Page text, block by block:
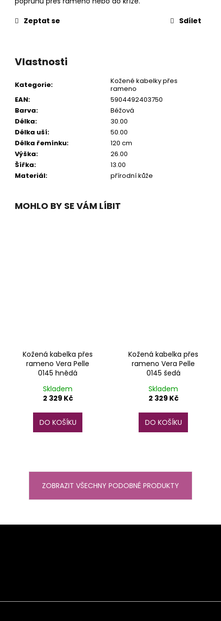
Zeptat se
Sdílet
Vlastnosti
Kategorie:
Kožené kabelky přes
rameno
EAN:
5904492403750
Barva:
Béžová
Délka:
30.00
Délka uší:
50.00
Délka řemínku:
120 cm
Výška:
26.00
Šířka:
13.00
Materiál: přírodní kůže
MOHLO BY SE VÁM LÍBIT
Kožená kabelka přes
rameno Vera Pelle
0145 hnědá
Skladem
2 329 Kč
DO KOŠÍKU
Kožená kabelka přes
rameno Vera Pelle
0145 šedá
Skladem
2 329 Kč
DO KOŠÍKU
ZOBRAZIT VŠECHNY PODOBNÉ PRODUKTY
Z